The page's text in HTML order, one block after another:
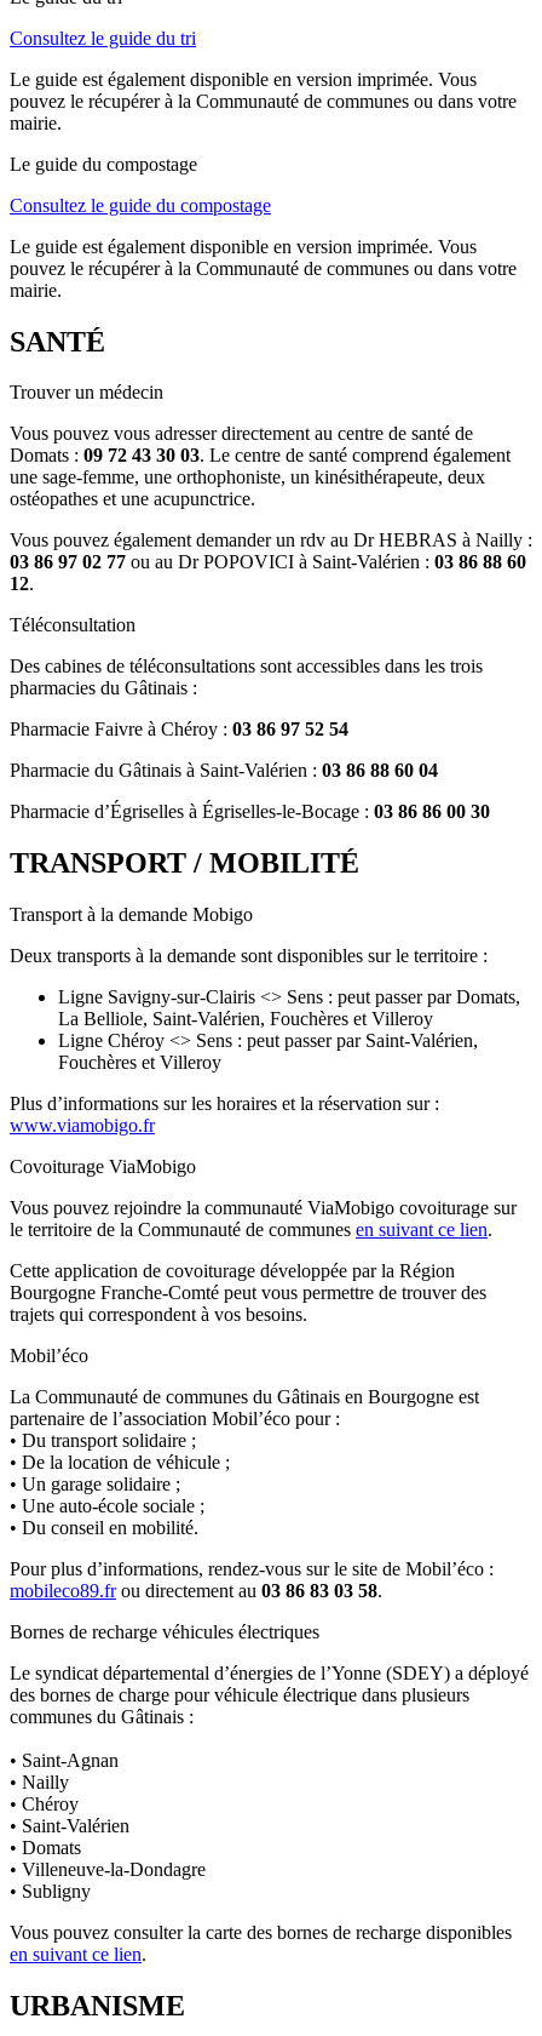
Consultez le guide du tri
Le guide est également disponible en version imprimée. Vous
pouvez le récupérer à la Communauté de communes ou dans votre
mairie.
Le guide du compostage
Consultez le guide du compostage
Le guide est également disponible en version imprimée. Vous
pouvez le récupérer à la Communauté de communes ou dans votre
mairie.
SANTÉ
Trouver un médecin
Vous pouvez vous adresser directement au centre de santé de
Domats : 09 72 43 30 03. Le centre de santé comprend également
une sage-femme, une orthophoniste, un kinésithérapeute, deux
ostéopathes et une acupunctrice.
Vous pouvez également demander un rdv au Dr HEBRAS à Nailly :
03 86 97 02 77 ou au Dr POPOVICI à Saint-Valérien : 03 86 88 60
12.
Téléconsultation
Des cabines de téléconsultations sont accessibles dans les trois
pharmacies du Gâtinais :
Pharmacie Faivre à Chéroy : 03 86 97 52 54
Pharmacie du Gâtinais à Saint-Valérien : 03 86 88 60 04
Pharmacie d’Égriselles à Égriselles-le-Bocage : 03 86 86 00 30
TRANSPORT / MOBILITÉ
Transport à la demande Mobigo
Deux transports à la demande sont disponibles sur le territoire :
Ligne Savigny-sur-Clairis <> Sens : peut passer par Domats,
La Belliole, Saint-Valérien, Fouchères et Villeroy
Ligne Chéroy <> Sens : peut passer par Saint-Valérien,
Fouchères et Villeroy
Plus d’informations sur les horaires et la réservation sur :
www.viamobigo.fr
Covoiturage ViaMobigo
Vous pouvez rejoindre la communauté ViaMobigo covoiturage sur
le territoire de la Communauté de communes en suivant ce lien.
Cette application de covoiturage développée par la Région
Bourgogne Franche-Comté peut vous permettre de trouver des
trajets qui correspondent à vos besoins.
Mobil’éco
La Communauté de communes du Gâtinais en Bourgogne est
partenaire de l’association Mobil’éco pour :
• Du transport solidaire ;
• De la location de véhicule ;
• Un garage solidaire ;
• Une auto-école sociale ;
• Du conseil en mobilité.
Pour plus d’informations, rendez-vous sur le site de Mobil’éco :
mobileco89.frou directement au 03 86 83 03 58.
Bornes de recharge véhicules électriques
Le syndicat départemental d’énergies de l’Yonne (SDEY) a déployé
des bornes de charge pour véhicule électrique dans plusieurs
communes du Gâtinais :
• Saint-Agnan
• Nailly
• Chéroy
• Saint-Valérien
• Domats
• Villeneuve-la-Dondagre
• Subligny
Vous pouvez consulter la carte des bornes de recharge disponibles
en suivant ce lien.
URBANISME